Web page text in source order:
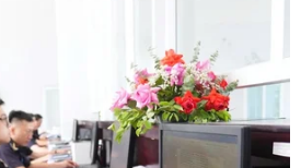
món ăn 'tinh
ở Việt Nam